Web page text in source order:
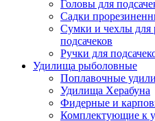
Головы для
Садки
Сумки и чехлы для
подсачеков
Ручки для
Удилища рыболовные
Поплавочные
Удилища Херабуна
Фидерные и
Комплектующие к